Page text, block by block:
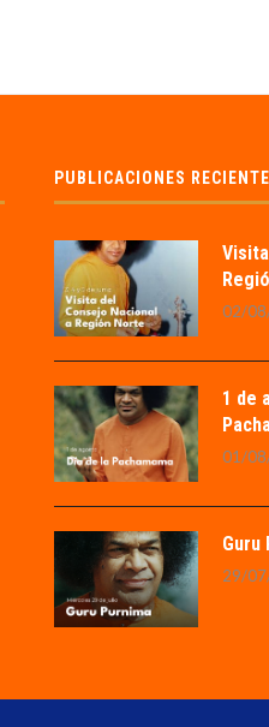
PUBLICACIONES
02/
1 de
01/
Guru
29/